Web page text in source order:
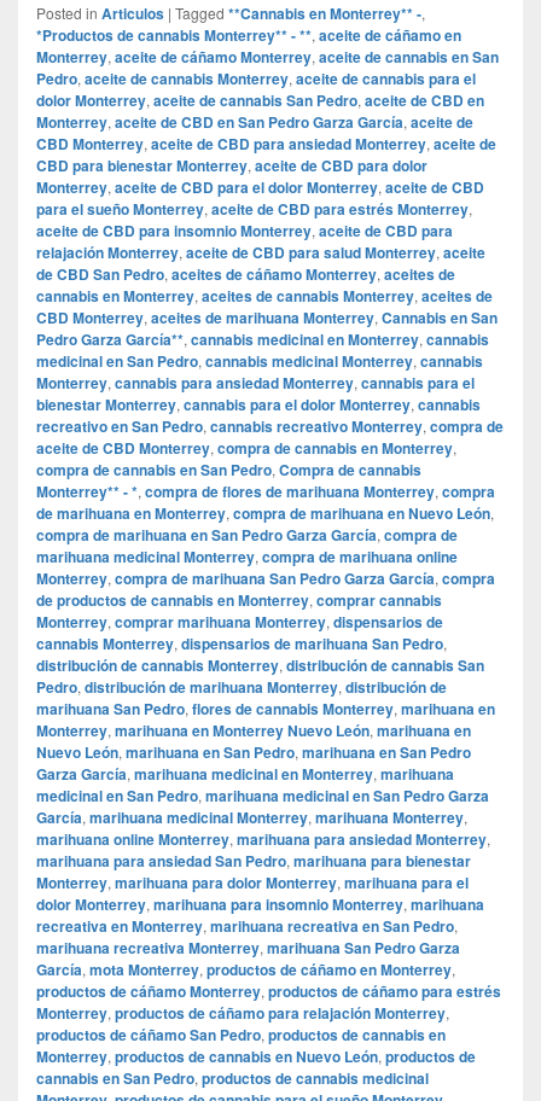
Posted in Articulos | Tagged **Cannabis en Monterrey** -,
*Productos de cannabis Monterrey** - **, aceite de cáñamo en
Monterrey, aceite de cáñamo Monterrey, aceite de cannabis en San
Pedro, aceite de cannabis Monterrey, aceite de cannabis para el
dolor Monterrey, aceite de cannabis San Pedro, aceite de CBD en
Monterrey, aceite de CBD en San Pedro Garza García, aceite de
CBD Monterrey, aceite de CBD para ansiedad Monterrey, aceite de
CBD para bienestar Monterrey, aceite de CBD para dolor
Monterrey, aceite de CBD para el dolor Monterrey, aceite de CBD
para el sueño Monterrey, aceite de CBD para estrés Monterrey,
aceite de CBD para insomnio Monterrey, aceite de CBD para
relajación Monterrey, aceite de CBD para salud Monterrey, aceite
de CBD San Pedro, aceites de cáñamo Monterrey, aceites de
cannabis en Monterrey, aceites de cannabis Monterrey, aceites de
CBD Monterrey, aceites de marihuana Monterrey, Cannabis en San
Pedro Garza García**, cannabis medicinal en Monterrey, cannabis
medicinal en San Pedro, cannabis medicinal Monterrey, cannabis
Monterrey, cannabis para ansiedad Monterrey, cannabis para el
bienestar Monterrey, cannabis para el dolor Monterrey, cannabis
recreativo en San Pedro, cannabis recreativo Monterrey, compra de
aceite de CBD Monterrey, compra de cannabis en Monterrey,
compra de cannabis en San Pedro, Compra de cannabis
Monterrey** - *, compra de flores de marihuana Monterrey, compra
de marihuana en Monterrey, compra de marihuana en Nuevo León,
compra de marihuana en San Pedro Garza García, compra de
marihuana medicinal Monterrey, compra de marihuana online
Monterrey, compra de marihuana San Pedro Garza García, compra
de productos de cannabis en Monterrey, comprar cannabis
Monterrey, comprar marihuana Monterrey, dispensarios de
cannabis Monterrey, dispensarios de marihuana San Pedro,
distribución de cannabis Monterrey, distribución de cannabis San
Pedro, distribución de marihuana Monterrey, distribución de
marihuana San Pedro, flores de cannabis Monterrey, marihuana en
Monterrey, marihuana en Monterrey Nuevo León, marihuana en
Nuevo León, marihuana en San Pedro, marihuana en San Pedro
Garza García, marihuana medicinal en Monterrey, marihuana
medicinal en San Pedro, marihuana medicinal en San Pedro Garza
García, marihuana medicinal Monterrey, marihuana Monterrey,
marihuana online Monterrey, marihuana para ansiedad Monterrey,
marihuana para ansiedad San Pedro, marihuana para bienestar
Monterrey, marihuana para dolor Monterrey, marihuana para el
dolor Monterrey, marihuana para insomnio Monterrey, marihuana
recreativa en Monterrey, marihuana recreativa en San Pedro,
marihuana recreativa Monterrey, marihuana San Pedro Garza
García, mota Monterrey, productos de cáñamo en Monterrey,
productos de cáñamo Monterrey, productos de cáñamo para estrés
Monterrey, productos de cáñamo para relajación Monterrey,
productos de cáñamo San Pedro, productos de cannabis en
Monterrey, productos de cannabis en Nuevo León, productos de
cannabis en San Pedro, productos de cannabis medicinal